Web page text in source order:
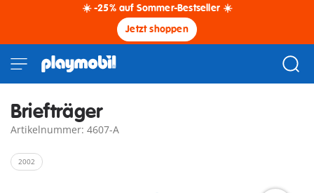
☀️ -25% auf Sommer-Bestseller ☀️
Jetzt shoppen
Briefträger
Artikelnummer: 4607-A
2002